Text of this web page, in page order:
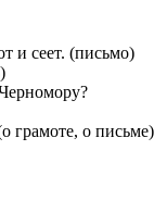
и сеет. (письмо)
грамоте, о письме)